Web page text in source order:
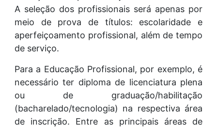
A seleção dos profissionais será apenas por
meio de prova de títulos: escolaridade e
aperfeiçoamento profissional, além de tempo
de serviço.
Para a Educação Profissional, por exemplo, é
necessário ter diploma de licenciatura plena
ou de graduação/habilitação
(bacharelado/tecnologia) na respectiva área
de inscrição. Entre as principais áreas de